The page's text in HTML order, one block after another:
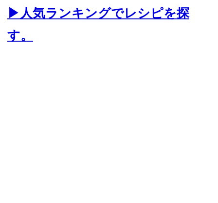
▶人気ランキングでレシピを探
す。